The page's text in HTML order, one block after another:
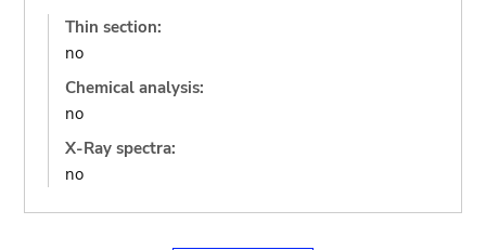
Thin section:
no
Chemical analysis:
no
X-Ray spectra:
no